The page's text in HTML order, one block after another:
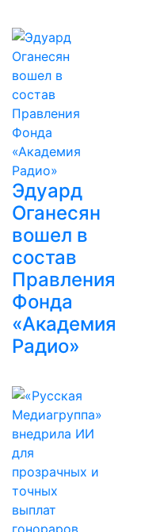
Эдуард
Оганесян
вошел в
состав
Правления
Фонда
«Академия
Радио»